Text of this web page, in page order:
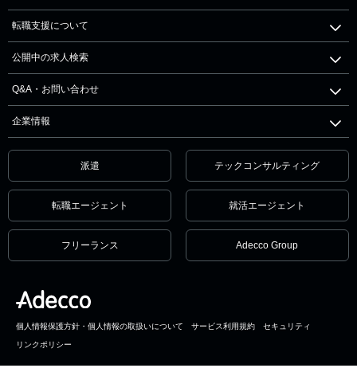
転職支援について
公開中の求人検索
Q&A・お問い合わせ
企業情報
派遣 テックコンサルティング
転職エージェント 就活エージェント
フリーランス Adecco Group
個人情報保護方針・個人情報の取扱いについて サービス利用規約 セキュリティ
リンクポリシー